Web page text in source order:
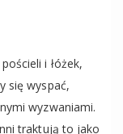
i łóżek,
się wyspać,
wyzwaniami.
traktują to jako